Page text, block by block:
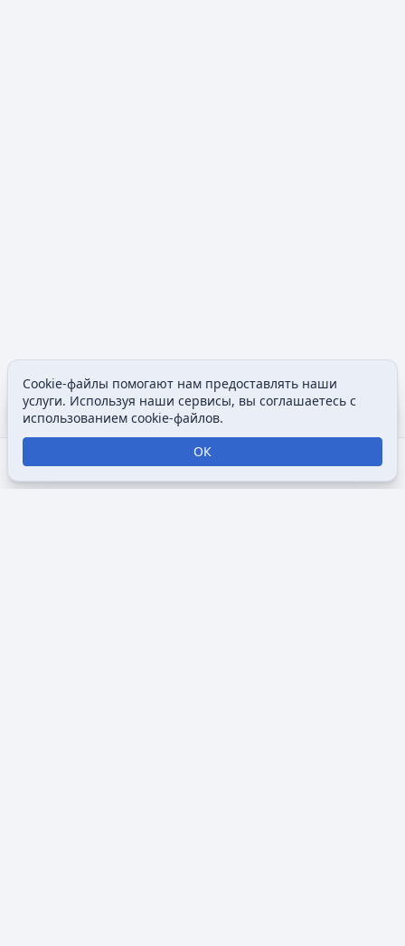
Открыть поиск
Открыть меню
Просмотры
Содержание
Cookie-файлы помогают нам предоставлять наши
услуги. Используя наши сервисы, вы соглашаетесь с
использованием cookie-файлов.
ОК